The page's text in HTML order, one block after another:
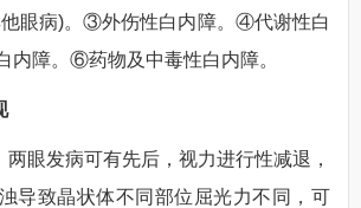
眼病)。③外伤性白内障。④代谢性白
内障。⑥药物及中毒性白内障。
两眼发病可有先后，视力进行性减退，
导致晶状体不同部位屈光力不同，可